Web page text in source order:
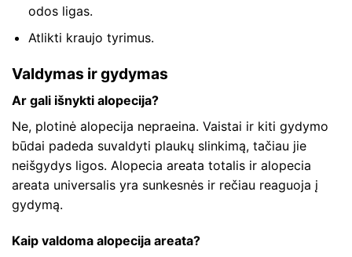
odos ligas.
Atlikti kraujo tyrimus.
Valdymas ir gydymas
Ar gali išnykti alopecija?
Ne, plotinė alopecija nepraeina. Vaistai ir kiti gydymo
būdai padeda suvaldyti plaukų slinkimą, tačiau jie
neišgydys ligos. Alopecia areata totalis ir alopecia
areata universalis yra sunkesnės ir rečiau reaguoja į
gydymą.
Kaip valdoma alopecija areata?